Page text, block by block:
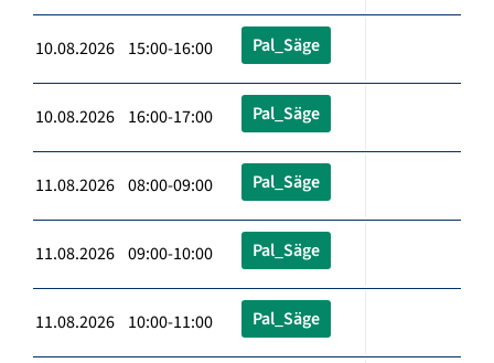
10.08.2026 15:00-16:00 Pal_Säge
10.08.2026 16:00-17:00 Pal_Säge
11.08.2026 08:00-09:00 Pal_Säge
11.08.2026 09:00-10:00 Pal_Säge
11.08.2026 10:00-11:00 Pal_Säge